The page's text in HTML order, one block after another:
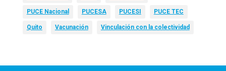
PUCE Nacional PUCESA PUCESI PUCE TEC
Quito Vacunación Vinculación con la colectividad